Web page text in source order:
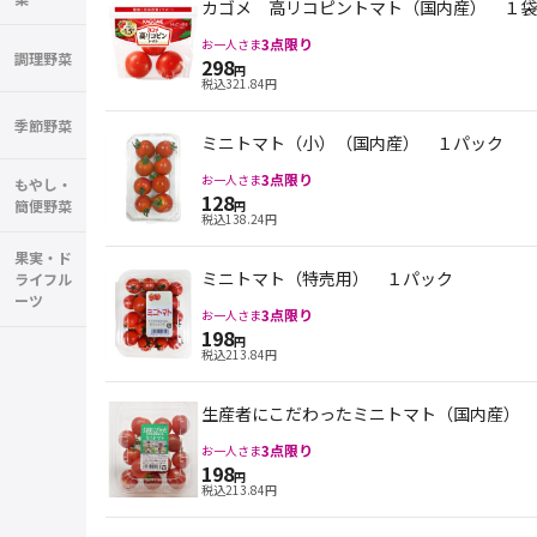
調理野菜
季節野菜
もやし・
簡便野菜
果実・ド
ライフル
ーツ
カゴメ 高リコピントマト（国内産） １袋
お一人さま3点限り
298円
税込321.84円
ミニトマト（小）（国内産） １パック
お一人さま3点限り
128円
税込138.24円
ミニトマト（特売用） １パック
お一人さま3点限り
198円
税込213.84円
生産者にこだわったミニトマト（国内産）
お一人さま3点限り
198円
税込213.84円